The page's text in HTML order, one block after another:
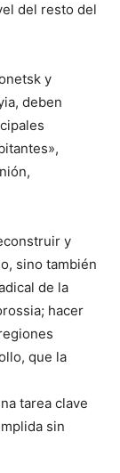
del resto del
y
deben
y
sino también
de la
hacer
que la
tarea clave
sin